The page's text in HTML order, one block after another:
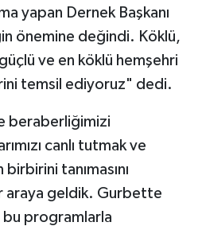
yapan Dernek Başkanı
önemine değindi. Köklü,
ve en köklü hemşehri
temsil ediyoruz" dedi.
beraberliğimizi
canlı tutmak ve
tanımasını
araya geldik. Gurbette
bu programlarla